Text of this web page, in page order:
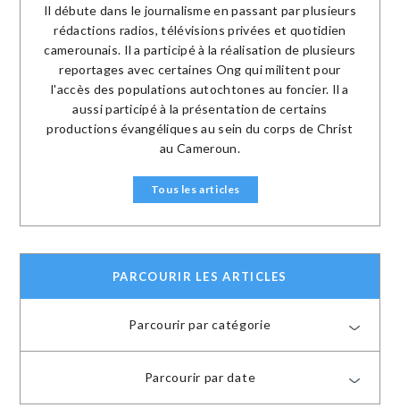
Il débute dans le journalisme en passant par plusieurs
rédactions radios, télévisions privées et quotidien
camerounais. Il a participé à la réalisation de plusieurs
reportages avec certaines Ong qui militent pour
l'accès des populations autochtones au foncier. Il a
aussi participé à la présentation de certains
productions évangéliques au sein du corps de Christ
au Cameroun.
Tous les articles
PARCOURIR LES ARTICLES
Parcourir par catégorie
Parcourir par date